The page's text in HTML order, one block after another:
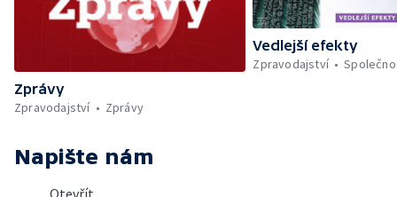
Zprávy
Zpravodajství
Zprávy
Vedlejší efekty
Zpravodajství
Napište nám